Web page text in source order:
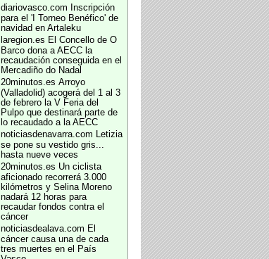
diariovasco.com
Inscripción
para el 'I Torneo Benéfico' de
navidad en Artaleku
laregion.es El Concello de O
Barco dona a AECC la
recaudación conseguida en el
Mercadiño do Nadal
20minutos.es Arroyo
(Valladolid) acogerá del 1 al 3
de febrero la V Feria del
Pulpo que destinará parte de
lo recaudado a la AECC
noticiasdenavarra.com Letizia
se pone su vestido gris...
hasta nueve veces
20minutos.es Un ciclista
aficionado recorrerá 3.000
kilómetros y Selina Moreno
nadará 12 horas para
recaudar fondos contra el
cáncer
noticiasdealava.com El
cáncer causa una de cada
tres muertes en el País